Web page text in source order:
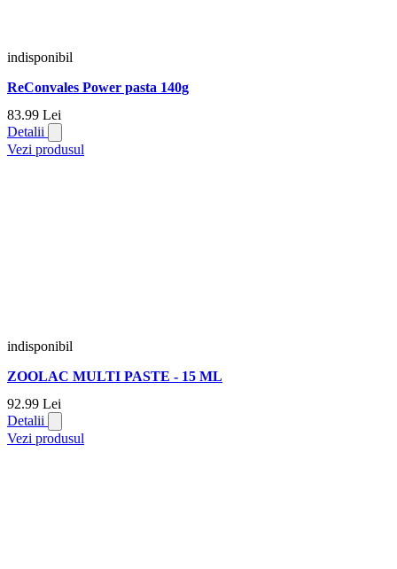
indisponibil
ReConvales Power pasta 140g
83.99 Lei
Detalii
Vezi produsul
indisponibil
ZOOLAC MULTI PASTE - 15 ML
92.99 Lei
Detalii
Vezi produsul